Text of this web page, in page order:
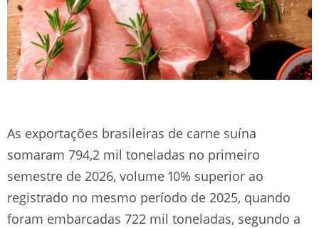
As exportações brasileiras de carne suína
somaram 794,2 mil toneladas no primeiro
semestre de 2026, volume 10% superior ao
registrado no mesmo período de 2025, quando
foram embarcadas 722 mil toneladas, segundo a